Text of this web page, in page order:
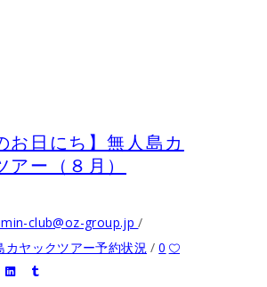
お日にち】無人島カ
アー（８月）
club@oz-group.jp
カヤックツアー予約状況 0